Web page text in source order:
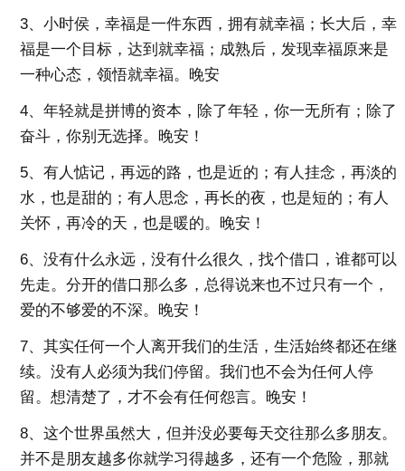
3、小时侯，幸福是一件东西，拥有就幸福；长大后，幸
福是一个目标，达到就幸福；成熟后，发现幸福原来是
一种心态，领悟就幸福。晚安
4、年轻就是拼博的资本，除了年轻，你一无所有；除了
奋斗，你别无选择。晚安！
5、有人惦记，再远的路，也是近的；有人挂念，再淡的
水，也是甜的；有人思念，再长的夜，也是短的；有人
关怀，再冷的天，也是暖的。晚安！
6、没有什么永远，没有什么很久，找个借口，谁都可以
先走。分开的借口那么多，总得说来也不过只有一个，
爱的不够爱的不深。晚安！
7、其实任何一个人离开我们的生活，生活始终都还在继
续。没有人必须为我们停留。我们也不会为任何人停
留。想清楚了，才不会有任何怨言。晚安！
8、这个世界虽然大，但并没必要每天交往那么多朋友。
并不是朋友越多你就学习得越多，还有一个危险，那就